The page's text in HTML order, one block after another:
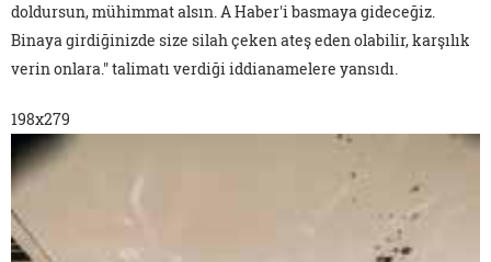
doldursun, mühimmat alsın. A Haber'i basmaya gideceğiz.
Binaya girdiğinizde size silah çeken ateş eden olabilir, karşılık
verin onlara." talimatı verdiği iddianamelere yansıdı.
198x279